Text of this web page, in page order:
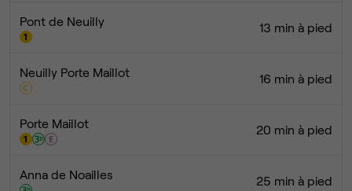
Pont de Neuilly 13 min à pied
Neuilly Porte Maillot 16 min à pied
Porte Maillot 20 min à pied
Anna de Noailles 25 min à pied